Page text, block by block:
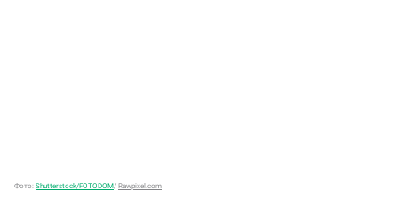
Фото: Shutterstock/FOTODOM/ Rawpixel.com